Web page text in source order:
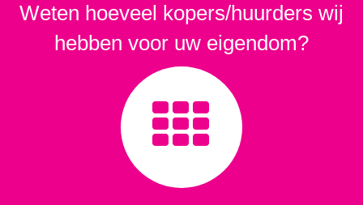
Weten hoeveel kopers/huurders wij
hebben voor uw eigendom?